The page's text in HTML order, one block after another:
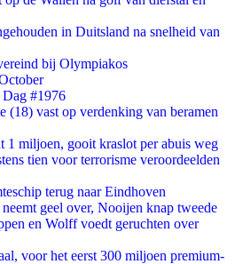
in Duitsland na snelheid van
bij Olympiakos
Dag #1976
(18) vast op verdenking van beramen
1 miljoen, gooit kraslot per abuis weg
tien voor terrorisme veroordeelden
terug naar Eindhoven
geel over, Nooijen knap tweede
en Wolff voedt geruchten over
voor het eerst 300 miljoen premium-